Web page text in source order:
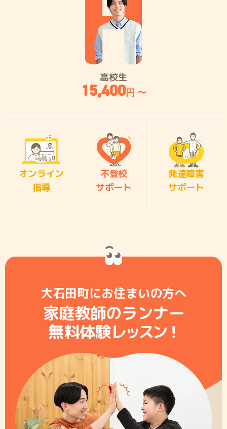
高校生
15,400円 〜
オンライン
指導
不登校
サポート
発達障害
サポート
大石田町にお住まいの方へ
家庭教師のランナー
無料体験レッスン！